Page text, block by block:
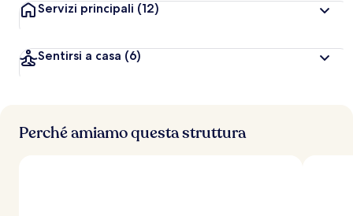
Servizi principali (12)
Sentirsi a casa (6)
Perché amiamo questa struttura